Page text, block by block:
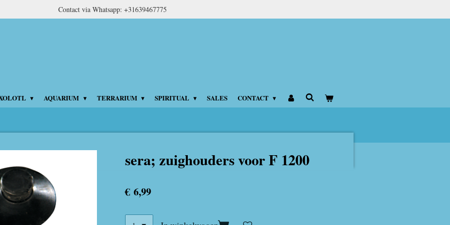
Contact via Whatsapp: +31639467775
AQUARIUM TERRARIUM SPIRITUAL SALES CONTACT
sera; zuighouders voor F 1200
€ 6,99